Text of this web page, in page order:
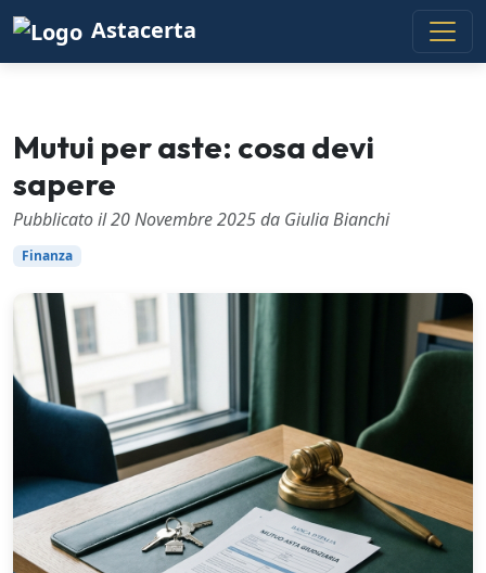
Astacerta
Mutui per aste: cosa devi
sapere
Pubblicato il 20 Novembre 2025 da Giulia Bianchi
Finanza